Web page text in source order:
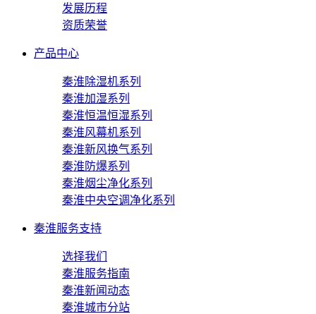
发展历程
资质荣誉
产品中心
秦淮除湿机系列
秦淮加湿系列
秦淮恒温恒湿系列
秦淮风幕机系列
秦淮新风换气系列
秦淮防爆系列
秦淮烟尘净化系列
秦淮中央空调净化系列
秦淮服务支持
选择我们
秦淮服务指南
秦淮新闻动态
秦淮城市分站